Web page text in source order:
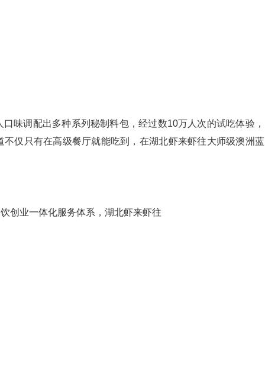
调配出多种系列秘制料包，经过数10万人次的试吃体验，
仅只有在高级餐厅就能吃到，在湖北虾来虾往大师级澳洲蓝